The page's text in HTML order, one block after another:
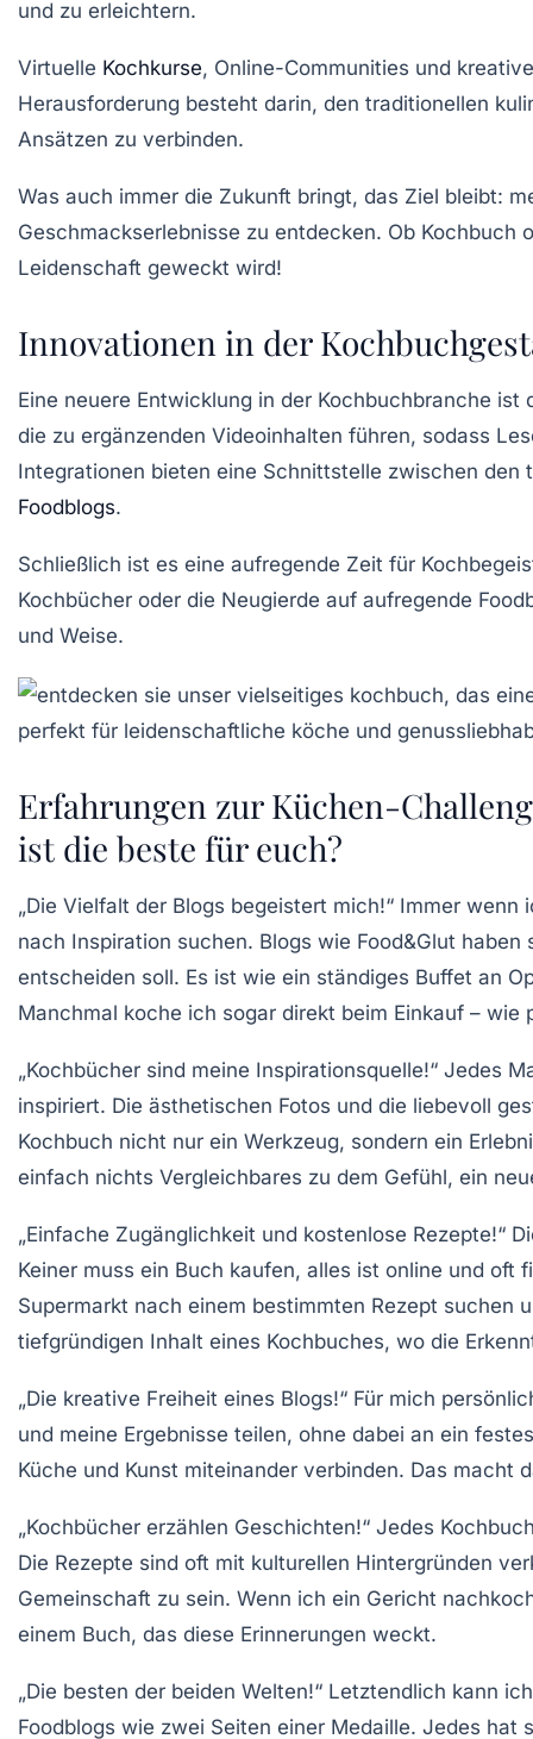
und zu erleichtern.
Virtuelle Kochkurse, Online-Communities und
Herausforderung besteht darin, den traditionellen
Ansätzen zu verbinden.
Was auch immer die Zukunft bringt, das Ziel bleibt:
Geschmackserlebnisse zu entdecken. Ob Kochbuch
Leidenschaft geweckt wird!
Innovationen in der
Eine neuere Entwicklung in der Kochbuchbranche
die zu ergänzenden Videoinhalten führen, sodass
Integrationen bieten eine Schnittstelle zwischen
Foodblogs.
Schließlich ist es eine aufregende Zeit für
Kochbücher oder die Neugierde auf aufregende
und Weise.
Erfahrungen zur Küchen-
ist die beste für euch?
„Die Vielfalt der Blogs begeistert mich!“ Immer wenn
nach Inspiration suchen. Blogs wie Food&Glut haben
entscheiden soll. Es ist wie ein ständiges Buffet an
Manchmal koche ich sogar direkt beim Einkauf – wie
„Kochbücher sind meine Inspirationsquelle!“ Jedes
inspiriert. Die ästhetischen Fotos und die liebevoll
Kochbuch nicht nur ein Werkzeug, sondern ein
einfach nichts Vergleichbares zu dem Gefühl, ein
„Einfache Zugänglichkeit und kostenlose Rezepte!“
Keiner muss ein Buch kaufen, alles ist online und oft
Supermarkt nach einem bestimmten Rezept suchen
tiefgründigen Inhalt eines Kochbuches, wo die
„Die kreative Freiheit eines Blogs!“ Für mich
und meine Ergebnisse teilen, ohne dabei an ein
Küche und Kunst miteinander verbinden. Das macht
„Kochbücher erzählen Geschichten!“ Jedes
Die Rezepte sind oft mit kulturellen Hintergründen
Gemeinschaft zu sein. Wenn ich ein Gericht
einem Buch, das diese Erinnerungen weckt.
„Die besten der beiden Welten!“ Letztendlich kann
Foodblogs wie zwei Seiten einer Medaille. Jedes hat